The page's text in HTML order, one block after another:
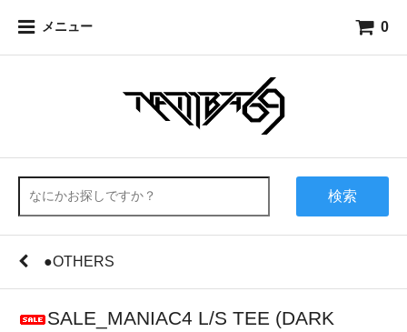
メニュー 0
検索
●OTHERS
SALE_MANIAC4 L/S TEE (DARK